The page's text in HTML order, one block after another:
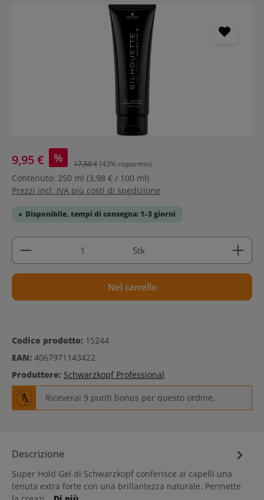
Salta la galleria di immagini
9,95 € % 17,50 €(43% risparmio)
Contenuto: 250 ml (3,98 € / 100 ml)
Prezzi incl. IVA più costi di spedizione
Disponibile, tempi di consegna: 1–3 giorni
Quantità del prodotto: inserisci la quantità
Stk
Nel carrello
Codice prodotto: 15244
EAN: 4067971143422
Produttore: Schwarzkopf Professional
Riceverai 9 punti bonus per questo ordine.
Descrizione
Super Hold Gel di Schwarzkopf conferisce ai capelli una
tenuta extra forte con una brillantezza naturale. Permette